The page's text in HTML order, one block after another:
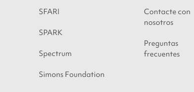
SFARI
SPARK
Spectrum
Simons Foundation
Contacte con
nosotros
Preguntas
frecuentes